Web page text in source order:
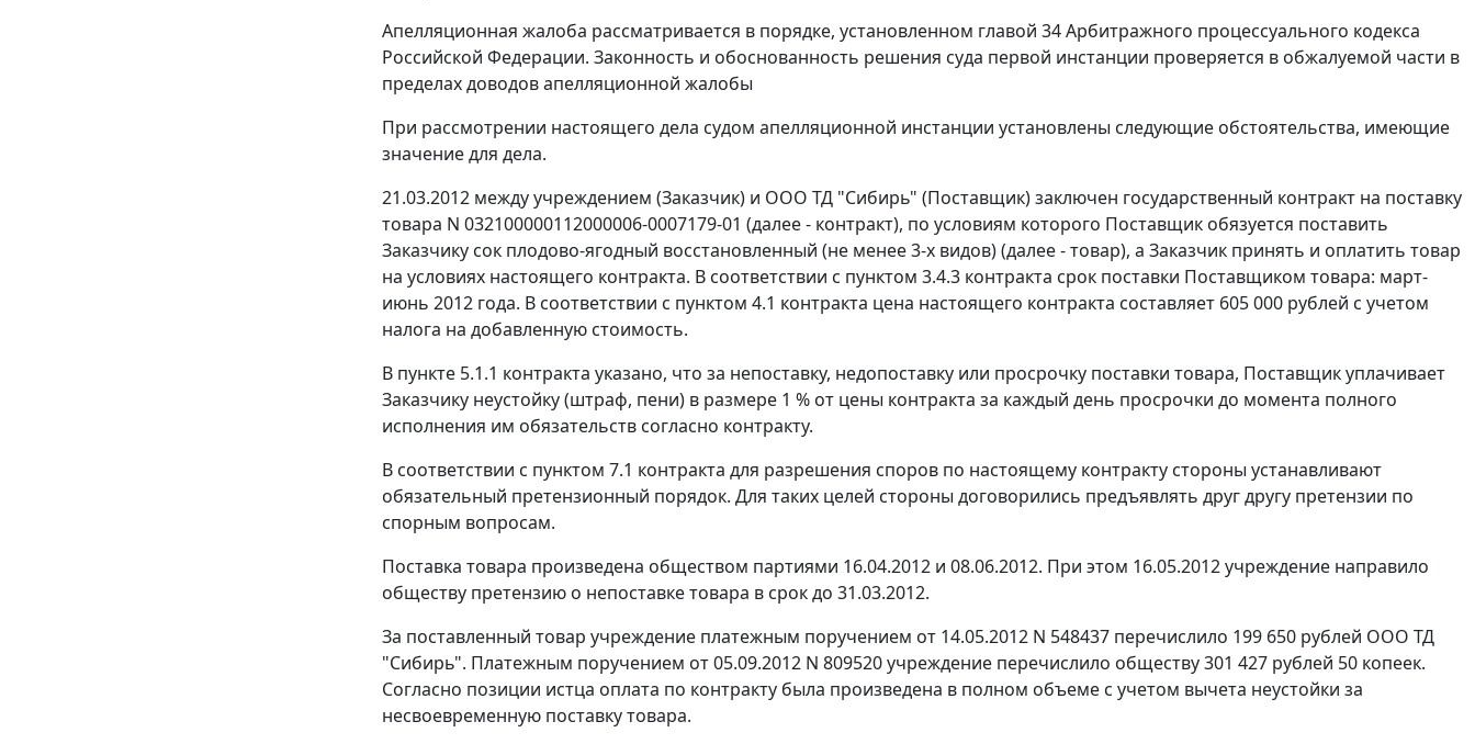
Апелляционная жалоба рассматривается в порядке, установленном главой 34Арбитражного процессуального кодекса
Российской Федерации. Законность и обоснованность решения суда первой инстанции проверяется в обжалуемой части в
пределах доводов апелляционной жалобы
При рассмотрении настоящего дела судом апелляционной инстанции установлены следующие обстоятельства, имеющие
значение для дела.
21.03.2012 между учреждением (Заказчик) и ООО ТД "Сибирь" (Поставщик) заключен государственный контракт на поставку
товара N 032100000112000006-0007179-01 (далее - контракт), по условиям которого Поставщик обязуется поставить
Заказчику сок плодово-ягодный восстановленный (не менее 3-х видов) (далее - товар), а Заказчик принять и оплатить товар
на условиях настоящего контракта. В соответствии с пунктом 3.4.3 контракта срок поставки Поставщиком товара: март-
июнь 2012 года. В соответствии с пунктом 4.1 контракта цена настоящего контракта составляет 605 000 рублей с учетом
налога на добавленную стоимость.
В пункте 5.1.1 контракта указано, что за непоставку, недопоставку или просрочку поставки товара, Поставщик уплачивает
Заказчику неустойку (штраф, пени) в размере 1 % от цены контракта за каждый день просрочки до момента полного
исполнения им обязательств согласно контракту.
В соответствии с пунктом 7.1 контракта для разрешения споров по настоящему контракту стороны устанавливают
обязательный претензионный порядок. Для таких целей стороны договорились предъявлять друг другу претензии по
спорным вопросам.
Поставка товара произведена обществом партиями 16.04.2012 и 08.06.2012. При этом 16.05.2012 учреждение направило
обществу претензию о непоставке товара в срок до 31.03.2012.
За поставленный товар учреждение платежным поручением от 14.05.2012 N 548437 перечислило 199 650 рублей ООО ТД
"Сибирь". Платежным поручением от 05.09.2012 N 809520 учреждение перечислило обществу 301 427 рублей 50 копеек.
Согласно позиции истца оплата по контракту была произведена в полном объеме с учетом вычета неустойки за
несвоевременную поставку товара.